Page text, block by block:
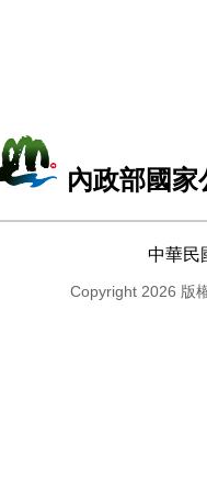
內政部國
中華民
Copyright 2026 版